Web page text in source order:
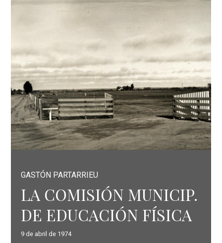
GASTÓN PARTARRIEU
LA COMISIÓN MUNICIP.
DE EDUCACIÓN FÍSICA
9 de abril de 1974